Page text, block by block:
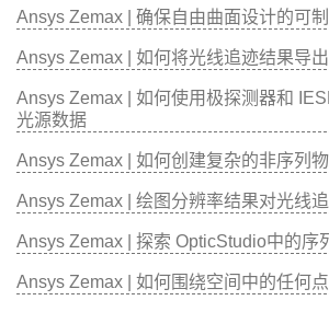
Ansys Zemax | 确保自由曲面设计的可制
Ansys Zemax | 如何将光线追迹结果导出
Ansys Zemax | 如何使用极探测器和
光源数据
Ansys Zemax | 如何创建复杂的非序列
Ansys Zemax | 绘图分辨率结果对光线
Ansys Zemax | 探索 OpticStudio中的序
Ansys Zemax | 如何围绕空间中的任何